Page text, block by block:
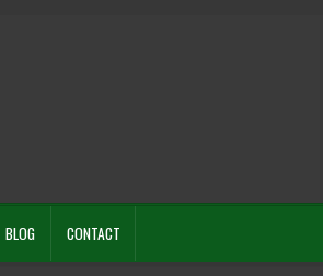
BLOG CONTACT